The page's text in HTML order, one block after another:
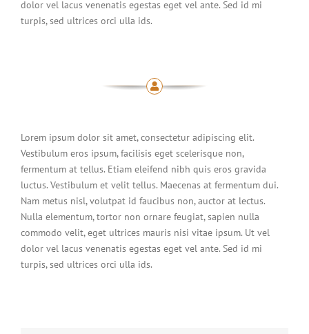
dolor vel lacus venenatis egestas eget vel ante. Sed id mi
turpis, sed ultrices orci ulla ids.
Lorem ipsum dolor sit amet, consectetur adipiscing elit.
Vestibulum eros ipsum, facilisis eget scelerisque non,
fermentum at tellus. Etiam eleifend nibh quis eros gravida
luctus. Vestibulum et velit tellus. Maecenas at fermentum dui.
Nam metus nisl, volutpat id faucibus non, auctor at lectus.
Nulla elementum, tortor non ornare feugiat, sapien nulla
commodo velit, eget ultrices mauris nisi vitae ipsum. Ut vel
dolor vel lacus venenatis egestas eget vel ante. Sed id mi
turpis, sed ultrices orci ulla ids.